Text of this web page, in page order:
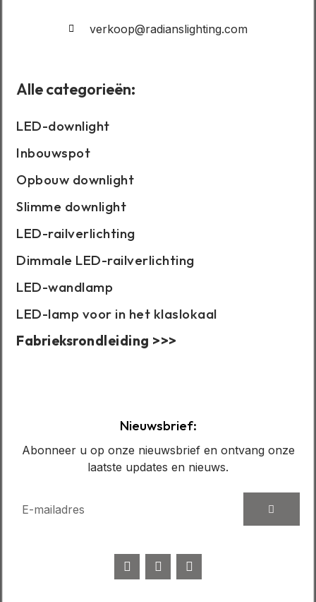
verkoop@radianslighting.com
Alle categorieën:
LED-downlight
Inbouwspot
Opbouw downlight
Slimme downlight
LED-railverlichting
Dimmale LED-railverlichting
LED-wandlamp
LED-lamp voor in het klaslokaal
Fabrieksrondleiding >>>
Nieuwsbrief:
Abonneer u op onze nieuwsbrief en ontvang onze
laatste updates en nieuws.